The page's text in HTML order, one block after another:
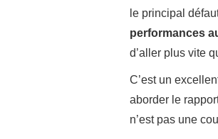
le principal
performances
d’aller plus vite
C’est un
aborder le
n’est pas une